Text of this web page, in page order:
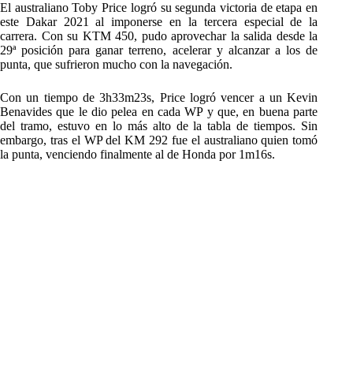
El australiano Toby Price logró su segunda victoria de etapa en
este Dakar 2021 al imponerse en la tercera especial de la
carrera. Con su KTM 450, pudo aprovechar la salida desde la
29ª posición para ganar terreno, acelerar y alcanzar a los de
punta, que sufrieron mucho con la navegación.
Con un tiempo de 3h33m23s, Price logró vencer a un Kevin
Benavides que le dio pelea en cada WP y que, en buena parte
del tramo, estuvo en lo más alto de la tabla de tiempos. Sin
embargo, tras el WP del KM 292 fue el australiano quien tomó
la punta, venciendo finalmente al de Honda por 1m16s.